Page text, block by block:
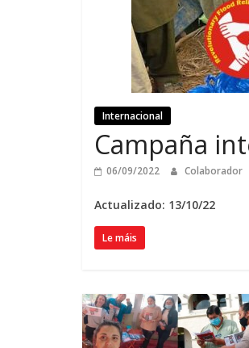
Internacional
Campaña
06/09/2022 Colaborador
Actualizado: 13/10/22
Le máis